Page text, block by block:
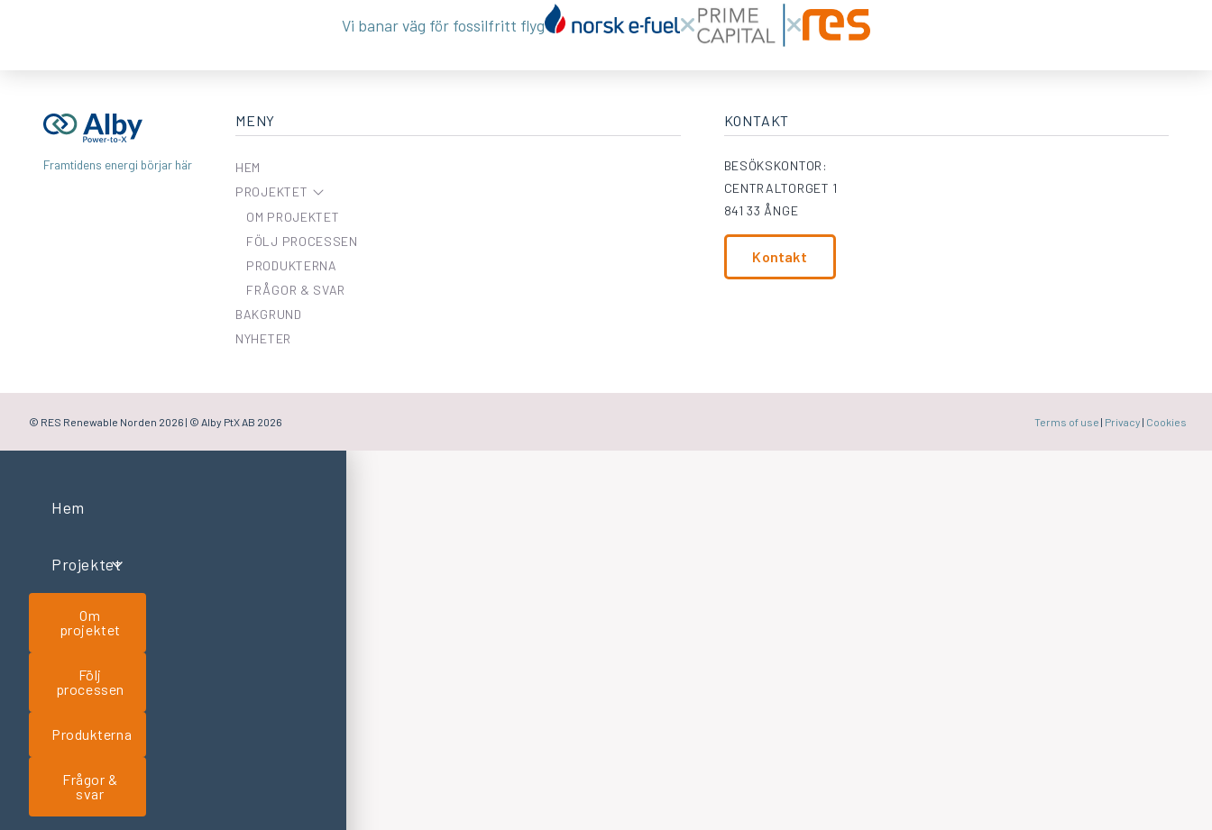
Vi banar väg för fossilfritt flyg
Framtidens energi börjar här
MENY
HEM
PROJEKTET
OM PROJEKTET
FÖLJ PROCESSEN
PRODUKTERNA
FRÅGOR & SVAR
BAKGRUND
NYHETER
KONTAKT
BESÖKSKONTOR:
CENTRALTORGET 1
841 33 ÅNGE
Kontakt
© RES Renewable Norden 2026 | © Alby PtX AB 2026 Terms of use | Privacy | Cookies
Hem
Projektet
Om
projektet
Följ
processen
Produkterna
Frågor &
svar